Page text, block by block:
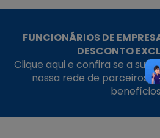
FUNCIONÁRIOS DE
DESCONTO
Clique aqui e confira se a sua
nossa rede de parceiros